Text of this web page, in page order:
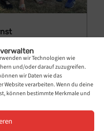
wir Technologien wie
und/oder darauf zuzugreifen.
wir Daten wie das
Website verarbeiten. Wenn du deine
können bestimmte Merkmale und
- Tischtennisbälle
Grad, anfänglich kein
versammelte
von
der Uferpromenade